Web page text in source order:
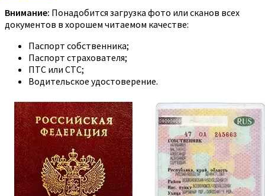
Внимание: Понадобится загрузка фото или сканов всех
документов в хорошем читаемом качестве:
Паспорт собственника;
Паспорт страхователя;
ПТС или СТС;
Водительское удостоверение.